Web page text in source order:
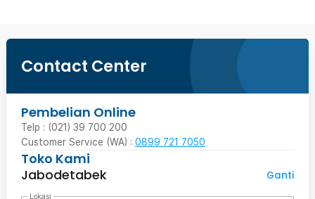
Contact Center
Pembelian Online
Telp : (021) 39 700 200
Customer Service (WA) : 0899 721 7050
Toko Kami
Jabodetabek
Ganti
Lokasi